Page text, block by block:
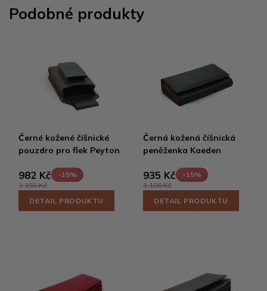
Podobné produkty
Černé kožené číšnické
pouzdro pro flek Peyton
982 Kč
-15%
1 155 Kč
DETAIL PRODUKTU
Černá kožená číšnická
peněženka Kaeden
935 Kč
-15%
1 100 Kč
DETAIL PRODUKTU